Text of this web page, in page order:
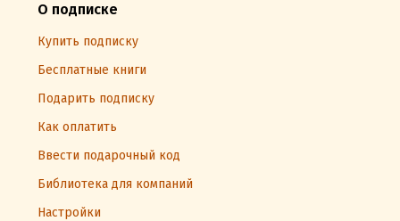
О подписке
Купить подписку
Бесплатные книги
Подарить подписку
Как оплатить
Ввести подарочный код
Библиотека для компаний
Настройки